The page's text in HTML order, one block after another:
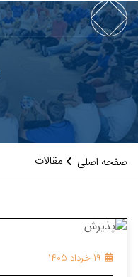
صفحه اصلی مقالات
19 خرداد 1405